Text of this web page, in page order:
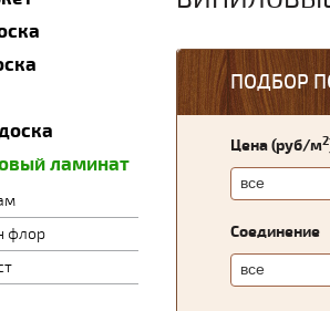
ламинат
флор
ПОДБОР
Цена (руб/м2
Соединение